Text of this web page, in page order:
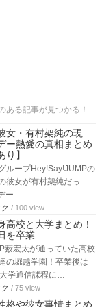
ある記事が見つかる！
女・有村架純の現
ー熱愛の真相まとめ
り】
ループHey!Say!JUMPの
彼女が有村架純だっ
ー…
/ 100 view
高校と大学まとめ！
を卒業
薮宏太が通っていた高校
の堀越学園！卒業後は
学通信課程に…
/ 75 view
格や彼女事情まとめ